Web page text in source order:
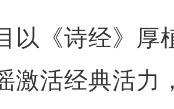
《诗经》厚
激活经典活力